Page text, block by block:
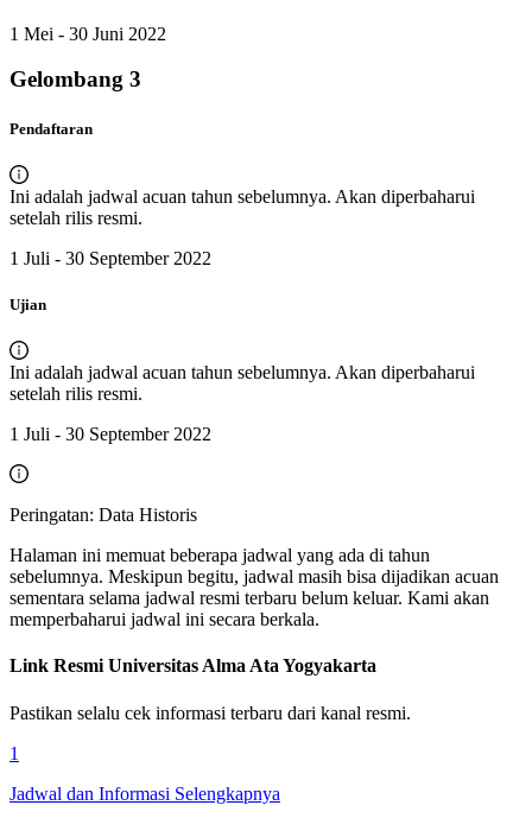
1 Mei - 30 Juni 2022
Gelombang 3
Pendaftaran
Ini adalah jadwal acuan tahun sebelumnya. Akan diperbaharui
setelah rilis resmi.
1 Juli - 30 September 2022
Ujian
Ini adalah jadwal acuan tahun sebelumnya. Akan diperbaharui
setelah rilis resmi.
1 Juli - 30 September 2022
Peringatan: Data Historis
Halaman ini memuat beberapa jadwal yang ada di tahun
sebelumnya. Meskipun begitu, jadwal masih bisa dijadikan acuan
sementara selama jadwal resmi terbaru belum keluar. Kami akan
memperbaharui jadwal ini secara berkala.
Link ResmiUniversitas Alma Ata Yogyakarta
Pastikan selalu cek informasi terbaru dari kanal resmi.
1
Jadwal dan Informasi Selengkapnya